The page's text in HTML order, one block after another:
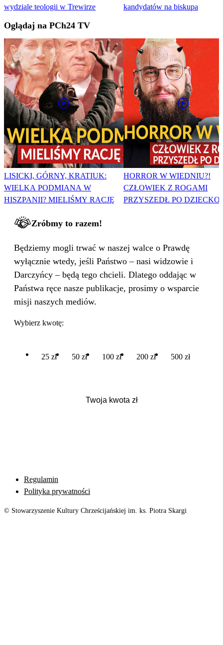
wydziale teologii w Trewirze
kandydatów na biskupa
Oglądaj na PCh24 TV
LISICKI, GÓRNY, KRATIUK:
WIELKA PODMIANA W
HISZPANII? MIELIŚMY RACJĘ
HORROR W WIEDNIU?!
CZŁOWIEK Z ROGAMI
PRZYSZEDŁ PO DZIECKO
Zróbmy to razem!
Będziemy mogli trwać w naszej walce o Prawdę
wyłącznie wtedy, jeśli Państwo – nasi widzowie i
Darczyńcy – będą tego chcieli. Dlatego oddając w
Państwa ręce nasze publikacje, prosimy o wsparcie
misji naszych mediów.
Wybierz kwotę:
25 zł 50 zł 100 zł 200 zł 500 zł
Regulamin
Polityka prywatności
© Stowarzyszenie Kultury Chrześcijańskiej im. ks. Piotra Skargi